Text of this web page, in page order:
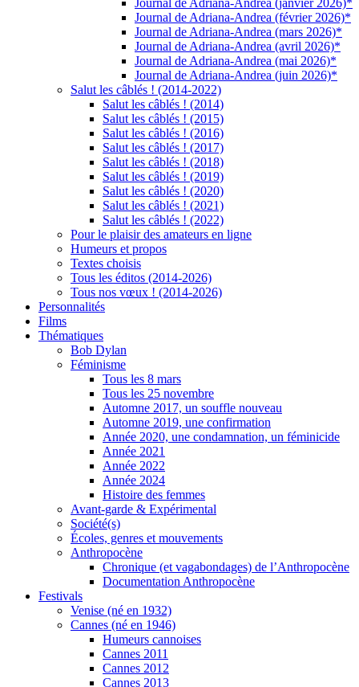
Journal de Adriana-Andrea (janvier 2026)*
Journal de Adriana-Andrea (février 2026)*
Journal de Adriana-Andrea (mars 2026)*
Journal de Adriana-Andrea (avril 2026)*
Journal de Adriana-Andrea (mai 2026)*
Journal de Adriana-Andrea (juin 2026)*
Salut les câblés ! (2014-2022)
Salut les câblés ! (2014)
Salut les câblés ! (2015)
Salut les câblés ! (2016)
Salut les câblés ! (2017)
Salut les câblés ! (2018)
Salut les câblés ! (2019)
Salut les câblés ! (2020)
Salut les câblés ! (2021)
Salut les câblés ! (2022)
Pour le plaisir des amateurs en ligne
Humeurs et propos
Textes choisis
Tous les éditos (2014-2026)
Tous nos vœux ! (2014-2026)
Personnalités
Films
Thématiques
Bob Dylan
Féminisme
Tous les 8 mars
Tous les 25 novembre
Automne 2017, un souffle nouveau
Automne 2019, une confirmation
Année 2020, une condamnation, un féminicide
Année 2021
Année 2022
Année 2024
Histoire des femmes
Avant-garde & Expérimental
Société(s)
Écoles, genres et mouvements
Anthropocène
Chronique (et vagabondages) de l’Anthropocène
Documentation Anthropocène
Festivals
Venise (né en 1932)
Cannes (né en 1946)
Humeurs cannoises
Cannes 2011
Cannes 2012
Cannes 2013